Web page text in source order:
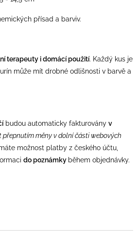
přísad a barviv.
terapeuty i domácí použití. Každý kus je
může mít drobné odlišnosti v barvě a
budou automaticky fakturovány v
přepnutím měny v dolní části webových
možnost platby z českého účtu,
do poznámky během objednávky.